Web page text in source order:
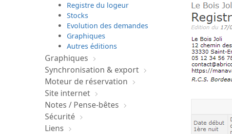
Registre du logeur
Stocks
Evolution des demandes
Graphiques
Autres éditions
Graphiques
Synchronisation & export
Moteur de réservation
Site internet
Notes / Pense-bêtes
Sécurité
Liens